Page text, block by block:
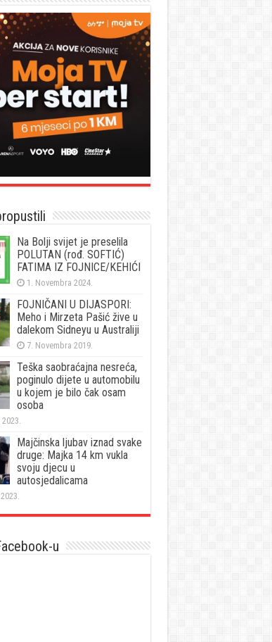
Na Bolji svijet je preselila
POLUTAN (rođ. SOFTIĆ)
FATIMA IZ FOJNICE/KEHIĆI
1. Novembra 2024.
FOJNIČANI U DIJASPORI:
Meho i Mirzeta Pašić žive u
dalekom Sidneyu u Australiji
7. Novembra 2019.
Teška saobraćajna nesreća,
poginulo dijete u automobilu
u kojem je bilo čak osam
osoba
Majčinska ljubav iznad svake
druge: Majka 14 km vukla
svoju djecu u
autosjedalicama
u